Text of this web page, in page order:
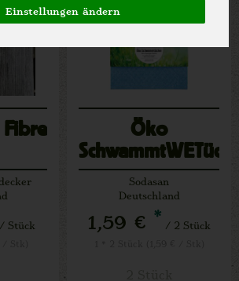
Einstellungen ändern
/ Stück
Öko
Sodasan
Deutschland
1,59 € * / 2 Stück